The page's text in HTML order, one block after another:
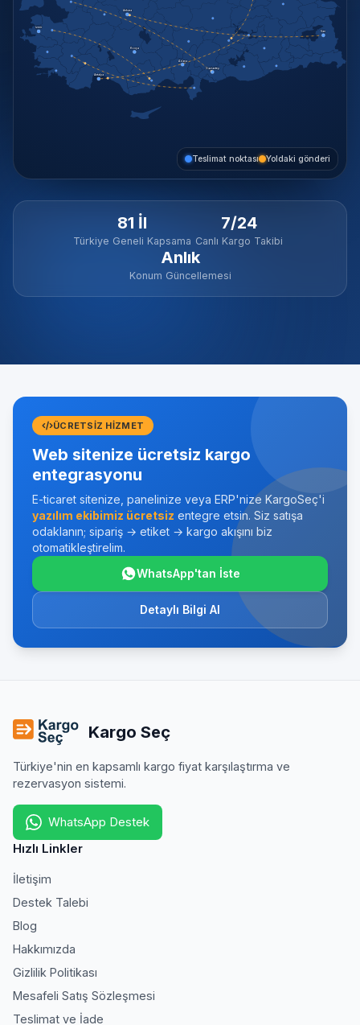
Ankara
İzmir
Adana
Antalya
Gaziantep
Van
Konya
Teslimat noktası Yoldaki gönderi
81 İl
Türkiye Geneli Kapsama
7/24
Canlı Kargo Takibi
Anlık
Konum Güncellemesi
ÜCRETSIZ HIZMET
Web sitenize ücretsiz kargo
entegrasyonu
E-ticaret sitenize, panelinize veya ERP'nize KargoSeç'i
yazılım ekibimiz ücretsiz entegre etsin. Siz satışa
odaklanın; sipariş → etiket → kargo akışını biz
otomatikleştirelim.
WhatsApp'tan İste
Detaylı Bilgi Al
Kargo Seç
Türkiye'nin en kapsamlı kargo fiyat karşılaştırma ve
rezervasyon sistemi.
WhatsApp Destek
Hızlı Linkler
İletişim
Destek Talebi
Blog
Hakkımızda
Gizlilik Politikası
Mesafeli Satış Sözleşmesi
Teslimat ve İade